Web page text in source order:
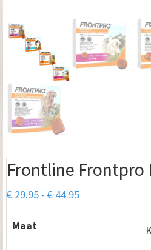
Frontline
€ 29.95 - € 44.95Prijsklasse:
Maat